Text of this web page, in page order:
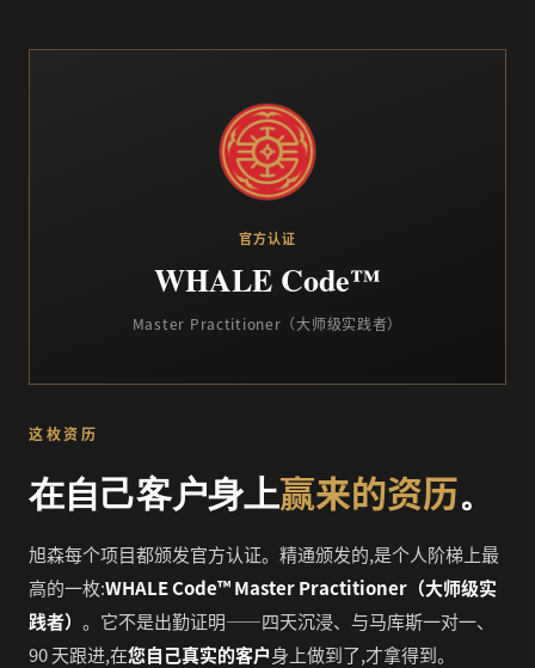
官方认证
WHALE Code™
Master Practitioner（大师级实践者）
这枚资历
在自己客户身上赢来的资历。
旭森每个项目都颁发官方认证。精通颁发的,是个人阶梯上最
高的一枚:WHALE Code™ Master Practitioner（大师级实
践者） 。它不是出勤证明——四天沉浸、与马库斯一对一、
90 天跟进,在您自己真实的客户身上做到了,才拿得到。